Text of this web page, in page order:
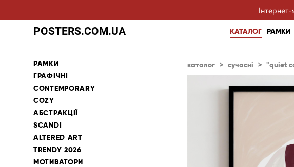
POSTERS.COM.UA КАТАЛОГ РАМКИ
РАМКИ
ГРАФІЧНІ
CONTEMPORARY
COZY
АБСТРАКЦІЇ
SCANDI
ALTERED ART
TRENDY 2026
МОТИВАТОРИ
каталог > сучасні > "quiet